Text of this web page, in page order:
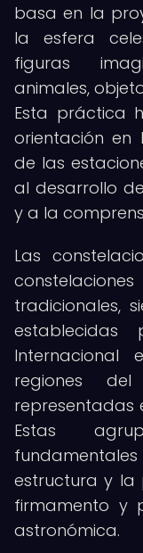
basa en la
la esfera
figuras
animales,
Esta práctica
orientación en
de las
al desarrollo
y a la
Las
tradicionales,
establecidas
regiones
representadas
Estas
estructura y la
firmamento y
astronómica.